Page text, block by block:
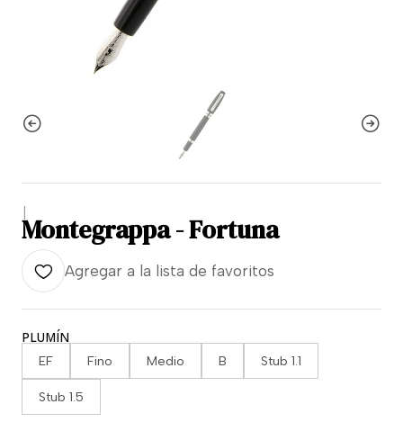
|
Montegrappa - Fortuna
Agregar a la lista de favoritos
PLUMÍN
EF Fino Medio B Stub 1.1
Stub 1.5